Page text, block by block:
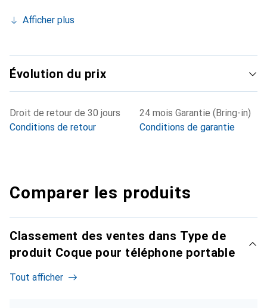
Afficher plus
Évolution du prix
Droit de retour de 30 jours
Conditions de retour
24 mois Garantie (Bring-in)
Conditions de garantie
Comparer les produits
Classement des ventes dans Type de
produit Coque pour téléphone portable
Tout afficher